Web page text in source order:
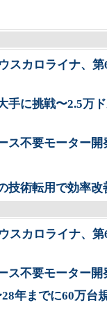
スカロライナ、第
手に挑戦〜2.5万
ス不要モーター開
技術転用で効率改
スカロライナ、第
ス不要モーター開
年までに60万台